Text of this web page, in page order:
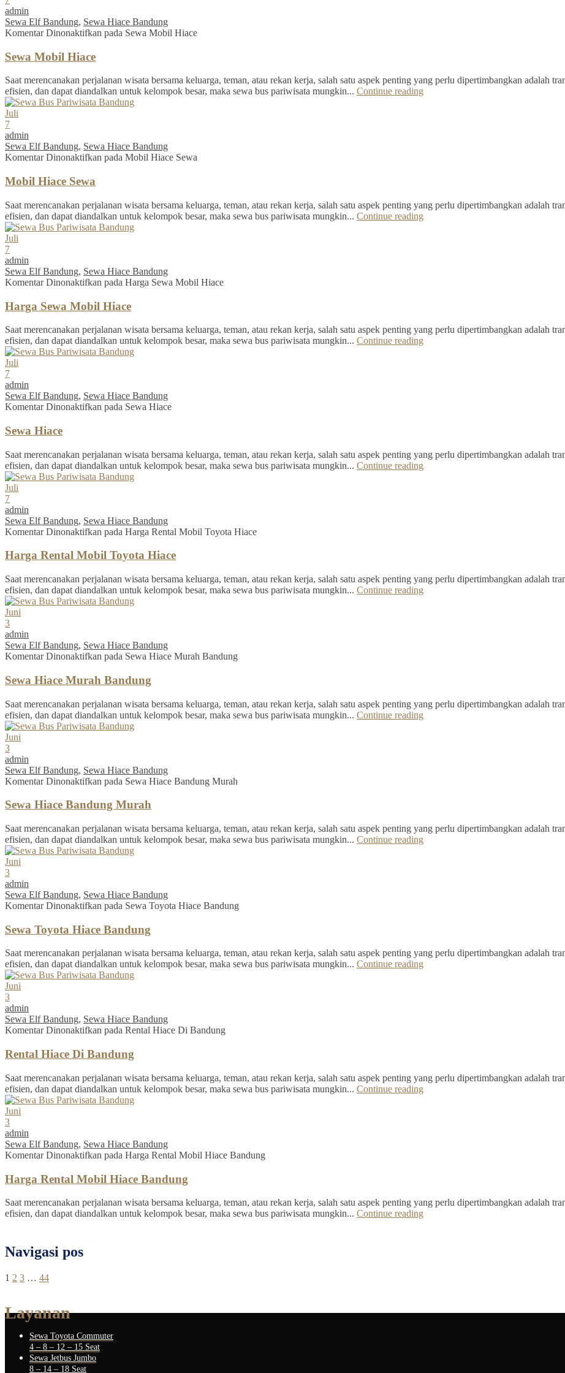
admin
Sewa Elf Bandung, Sewa Hiace Bandung
Komentar Dinonaktifkan pada Sewa Mobil Hiace
Sewa Mobil Hiace
Saat merencanakan perjalanan wisata bersama keluarga, teman, atau rekan kerja, salah satu aspek penting yang perlu dipertimbangkan adalah
efisien, dan dapat diandalkan untuk kelompok besar, maka sewa bus pariwisata mungkin... Continue reading
Juli
7
admin
Sewa Elf Bandung, Sewa Hiace Bandung
Komentar Dinonaktifkan pada Mobil Hiace Sewa
Mobil Hiace Sewa
Saat merencanakan perjalanan wisata bersama keluarga, teman, atau rekan kerja, salah satu aspek penting yang perlu dipertimbangkan adalah
efisien, dan dapat diandalkan untuk kelompok besar, maka sewa bus pariwisata mungkin... Continue reading
Juli
7
admin
Sewa Elf Bandung, Sewa Hiace Bandung
Komentar Dinonaktifkan pada Harga Sewa Mobil Hiace
Harga Sewa Mobil Hiace
Saat merencanakan perjalanan wisata bersama keluarga, teman, atau rekan kerja, salah satu aspek penting yang perlu dipertimbangkan adalah
efisien, dan dapat diandalkan untuk kelompok besar, maka sewa bus pariwisata mungkin... Continue reading
Juli
7
admin
Sewa Elf Bandung, Sewa Hiace Bandung
Komentar Dinonaktifkan pada Sewa Hiace
Sewa Hiace
Saat merencanakan perjalanan wisata bersama keluarga, teman, atau rekan kerja, salah satu aspek penting yang perlu dipertimbangkan adalah
efisien, dan dapat diandalkan untuk kelompok besar, maka sewa bus pariwisata mungkin... Continue reading
Juli
7
admin
Sewa Elf Bandung, Sewa Hiace Bandung
Komentar Dinonaktifkan pada Harga Rental Mobil Toyota Hiace
Harga Rental Mobil Toyota Hiace
Saat merencanakan perjalanan wisata bersama keluarga, teman, atau rekan kerja, salah satu aspek penting yang perlu dipertimbangkan adalah
efisien, dan dapat diandalkan untuk kelompok besar, maka sewa bus pariwisata mungkin... Continue reading
Juni
3
admin
Sewa Elf Bandung, Sewa Hiace Bandung
Komentar Dinonaktifkan pada Sewa Hiace Murah Bandung
Sewa Hiace Murah Bandung
Saat merencanakan perjalanan wisata bersama keluarga, teman, atau rekan kerja, salah satu aspek penting yang perlu dipertimbangkan adalah
efisien, dan dapat diandalkan untuk kelompok besar, maka sewa bus pariwisata mungkin... Continue reading
Juni
3
admin
Sewa Elf Bandung, Sewa Hiace Bandung
Komentar Dinonaktifkan pada Sewa Hiace Bandung Murah
Sewa Hiace Bandung Murah
Saat merencanakan perjalanan wisata bersama keluarga, teman, atau rekan kerja, salah satu aspek penting yang perlu dipertimbangkan adalah
efisien, dan dapat diandalkan untuk kelompok besar, maka sewa bus pariwisata mungkin... Continue reading
Juni
3
admin
Sewa Elf Bandung, Sewa Hiace Bandung
Komentar Dinonaktifkan pada Sewa Toyota Hiace Bandung
Sewa Toyota Hiace Bandung
Saat merencanakan perjalanan wisata bersama keluarga, teman, atau rekan kerja, salah satu aspek penting yang perlu dipertimbangkan adalah
efisien, dan dapat diandalkan untuk kelompok besar, maka sewa bus pariwisata mungkin... Continue reading
Juni
3
admin
Sewa Elf Bandung, Sewa Hiace Bandung
Komentar Dinonaktifkan pada Rental Hiace Di Bandung
Rental Hiace Di Bandung
Saat merencanakan perjalanan wisata bersama keluarga, teman, atau rekan kerja, salah satu aspek penting yang perlu dipertimbangkan adalah
efisien, dan dapat diandalkan untuk kelompok besar, maka sewa bus pariwisata mungkin... Continue reading
Juni
3
admin
Sewa Elf Bandung, Sewa Hiace Bandung
Komentar Dinonaktifkan pada Harga Rental Mobil Hiace Bandung
Harga Rental Mobil Hiace Bandung
Saat merencanakan perjalanan wisata bersama keluarga, teman, atau rekan kerja, salah satu aspek penting yang perlu dipertimbangkan adalah
efisien, dan dapat diandalkan untuk kelompok besar, maka sewa bus pariwisata mungkin... Continue reading
Navigasi pos
1 2 3 … 44
Layanan
Sewa Toyota Commuter
4 – 8 – 12 – 15 Seat
Sewa Jetbus Jumbo
8 – 14 – 18 Seat